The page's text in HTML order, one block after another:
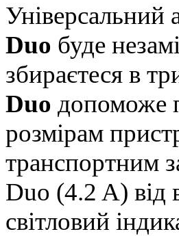
Універсальний
Duo буде
збираєтеся в
Duo допоможе
розмірам
транспортним
Duo (4.2 A) від
світловий